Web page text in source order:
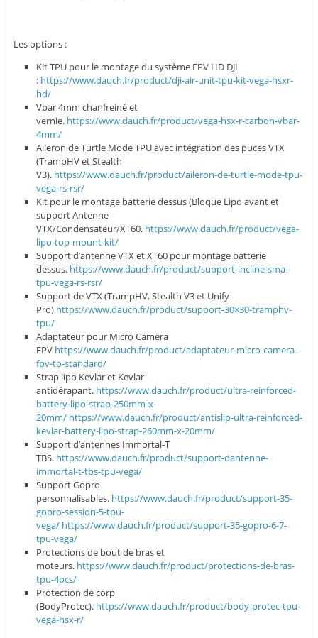
Les options :
Kit TPU pour le montage du système FPV HD DJI
: https://www.dauch.fr/product/dji-air-unit-tpu-kit-vega-hsxr-
hd/
Vbar 4mm chanfreiné et
vernie. https://www.dauch.fr/product/vega-hsx-r-carbon-vbar-
4mm/
Aileron de Turtle Mode TPU avec intégration des puces VTX
(TrampHV et Stealth
V3). https://www.dauch.fr/product/aileron-de-turtle-mode-tpu-
vega-rs-rsr/
Kit pour le montage batterie dessus (Bloque Lipo avant et
support Antenne
VTX/Condensateur/XT60. https://www.dauch.fr/product/vega-
lipo-top-mount-kit/
Support d’antenne VTX et XT60 pour montage batterie
dessus. https://www.dauch.fr/product/support-incline-sma-
tpu-vega-rs-rsr/
Support de VTX (TrampHV, Stealth V3 et Unify
Pro) https://www.dauch.fr/product/support-30×30-tramphv-
tpu/
Adaptateur pour Micro Camera
FPV https://www.dauch.fr/product/adaptateur-micro-camera-
fpv-to-standard/
Strap lipo Kevlar et Kevlar
antidérapant. https://www.dauch.fr/product/ultra-reinforced-
battery-lipo-strap-250mm-x-
20mm/ https://www.dauch.fr/product/antislip-ultra-reinforced-
kevlar-battery-lipo-strap-260mm-x-20mm/
Support d’antennes Immortal-T
TBS. https://www.dauch.fr/product/support-dantenne-
immortal-t-tbs-tpu-vega/
Support Gopro
personnalisables. https://www.dauch.fr/product/support-35-
gopro-session-5-tpu-
vega/ https://www.dauch.fr/product/support-35-gopro-6-7-
tpu-vega/
Protections de bout de bras et
moteurs. https://www.dauch.fr/product/protections-de-bras-
tpu-4pcs/
Protection de corp
(BodyProtec). https://www.dauch.fr/product/body-protec-tpu-
vega-hsx-r/